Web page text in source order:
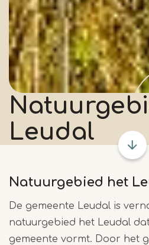
Leudal
Natuurgebied het
De gemeente Leudal is
natuurgebied het Leudal
gemeente vormt. Door het